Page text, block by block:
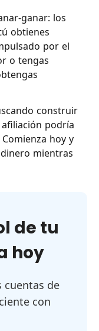
ganar: los
obtienes
por el
o tengas
construir
podría
hoy y
mientras
de tu
hoy
cuentas de
con